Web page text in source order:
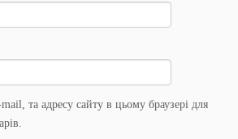
та адресу сайту в цьому браузері для